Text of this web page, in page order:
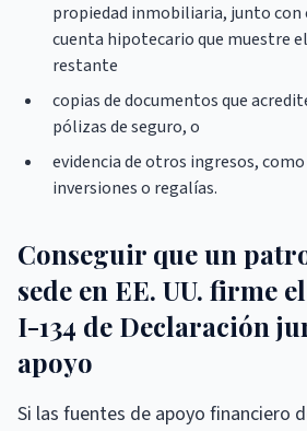
propiedad inmobiliaria, junto con
cuenta hipotecario que muestre
restante
copias de documentos que
pólizas de seguro, o
evidencia de otros ingresos,
inversiones o regalías.
Conseguir que un
sede en EE. UU. firme
I-134 de Declaración
apoyo
Si las fuentes de apoyo financiero